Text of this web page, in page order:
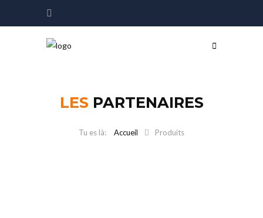
LES PARTENAIRES
Accueil Produits